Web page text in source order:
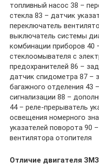
топливный насос 38 –
стекла 83 – датчик
переключатель
выключатель системы
комбинации приборов 40
стеклоомывателя с
предохранителей 86 –
датчик спидометра 87 –
багажного отделения 43
сигнализации 88 –
44 – реле-прерыватель
освещения номерного
указателей поворота 90
вентилятора отопителя
Отличие двигателя